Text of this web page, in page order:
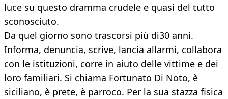
luce su questo dramma crudele e quasi del tutto
sconosciuto.
Da quel giorno sono trascorsi più di30 anni.
Informa, denuncia, scrive, lancia allarmi, collabora
con le istituzioni, corre in aiuto delle vittime e dei
loro familiari. Si chiama Fortunato Di Noto, è
siciliano, è prete, è parroco. Per la sua stazza fisica